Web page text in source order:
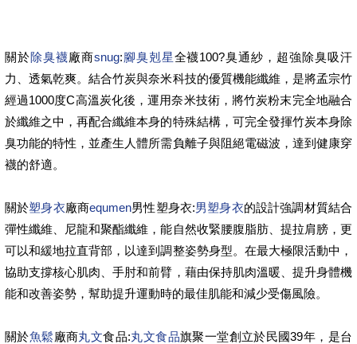
關於除臭襪廠商snug:腳臭剋星全襪100?臭通紗，超強除臭吸汗
力、透氣乾爽。結合竹炭與奈米科技的優質機能纖維，是將孟宗竹
經過1000度C高溫炭化後，運用奈米技術，將竹炭粉末完全地融合
於纖維之中，再配合纖維本身的特殊結構，可完全發揮竹炭本身除
臭功能的特性，並產生人體所需負離子與阻絕電磁波，達到健康穿
襪的舒適。
關於塑身衣廠商equmen男性塑身衣:男塑身衣的設計強調材質結合
彈性纖維、尼龍和聚酯纖維，能自然收緊腰腹脂肪、提拉肩膀，更
可以和緩地拉直背部，以達到調整姿勢身型。在最大極限活動中，
協助支撐核心肌肉、手肘和前臂，藉由保持肌肉溫暖、提升身體機
能和改善姿勢，幫助提升運動時的最佳肌能和減少受傷風險。
關於魚鬆廠商丸文食品:丸文食品旗聚一堂創立於民國39年，是台